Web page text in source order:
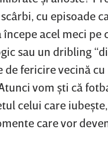
cu episoade
acel meci pe
sau un dribling
fericire vecină cu
vom şti că
celui care
care vor